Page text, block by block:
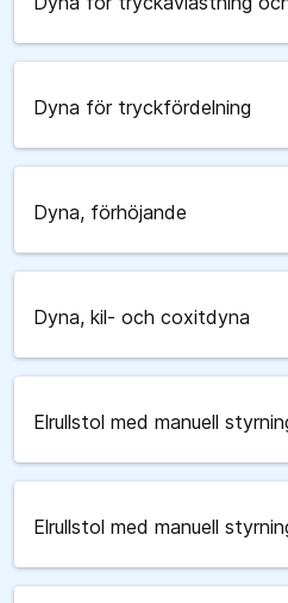
Dyna för tryckfördelning
Dyna, förhöjande
Dyna, kil- och coxitdyna
Elrullstol med manuell
Elrullstol med manuell